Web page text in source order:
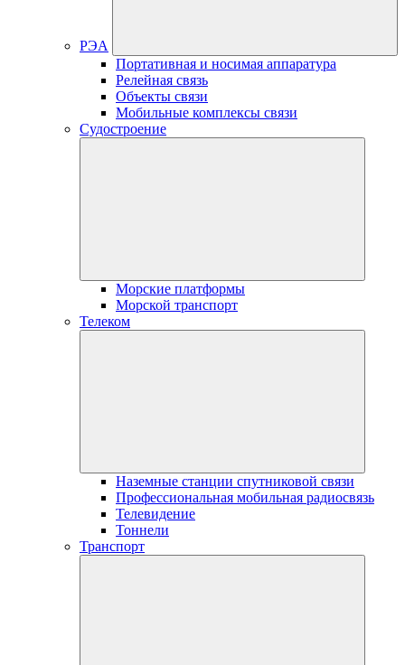
РЭА
Портативная и носимая аппаратура
Релейная связь
Объекты связи
Мобильные комплексы связи
Судостроение
Морские платформы
Морской транспорт
Телеком
Наземные станции спутниковой связи
Профессиональная мобильная радиосвязь
Телевидение
Тоннели
Транспорт